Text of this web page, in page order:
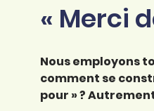
Organismes de
Certifier ses
Évaluer le niveau de
Animer une classe
Accompagner
salariés
Syntaxe
« Merci
Nous employons
comment se
pour » ?